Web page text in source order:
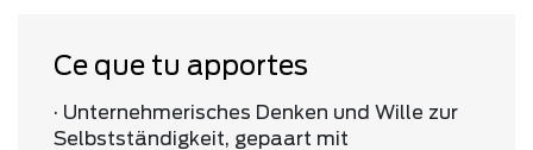
Ce que tu apportes
· Unternehmerisches Denken und Wille zur
Selbstständigkeit, gepaart mit